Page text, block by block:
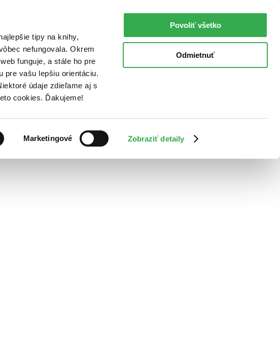
tipy na knihy,
nefungovala. Okrem
funguje, a stále ho pre
pre vašu lepšiu orientáciu.
údaje zdieľame aj s
cookies. Ďakujeme!
Marketingové Zobraziť detaily
Povoliť všetko
Odmietnuť